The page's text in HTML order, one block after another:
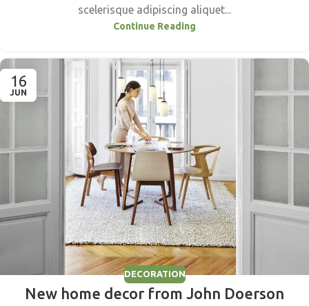
scelerisque adipiscing aliquet...
Continue Reading
16
JUN
DECORATION
New home decor from John Doerson